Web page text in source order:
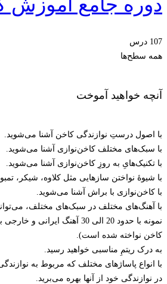
107 درس
همه سطح‌ها
آنچه خواهید آموخت
با اصول درستِ نوازندگی کاخن آشنا می‌شوید.
با سبک‌های مختلف کاخن‌نوازی آشنا می‌شوید.
با تکنیک‌هایِ به روزِ کاخن‌نوازی آشنا می‌شوید.
با شیوۀ نواختن سازهایی مثل کلاوه، شیکر،
با کاخن‌نوازی با براش آشنا می‌شوید.
با آهنگ‌های مختلف در سبک‌های مختلف،
نمونه با حدود 20 الی 30 آهنگ
کاخن نواخته شده است).
به درک ریتمِ مناسبی خواهید رسید.
با انواع پاساژهای مختلف که مربوط به
در نوازندگی خود از آنها بهره می‌برید.